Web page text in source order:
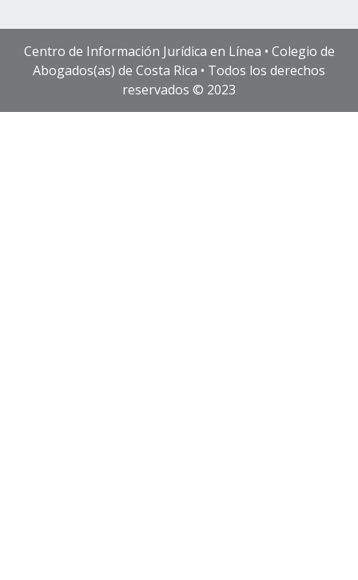
Centro de Información Jurídica en Línea • Colegio de
Abogados(as) de Costa Rica • Todos los derechos
reservados © 2023